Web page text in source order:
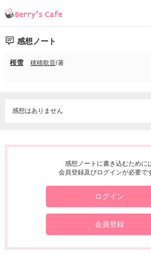
感想ノート
桜雪 穂積歌音/著
感想はありません
感想ノートに書き込むために
会員登録及びログインが必要で
ログイン
会員登録